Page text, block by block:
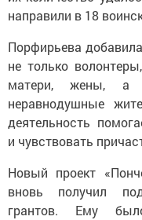
направили в 18
Порфирьева
не только
матери, жены, а
неравнодушные
деятельность
и чувствовать
Новый проект
вновь получил
грантов. Ему